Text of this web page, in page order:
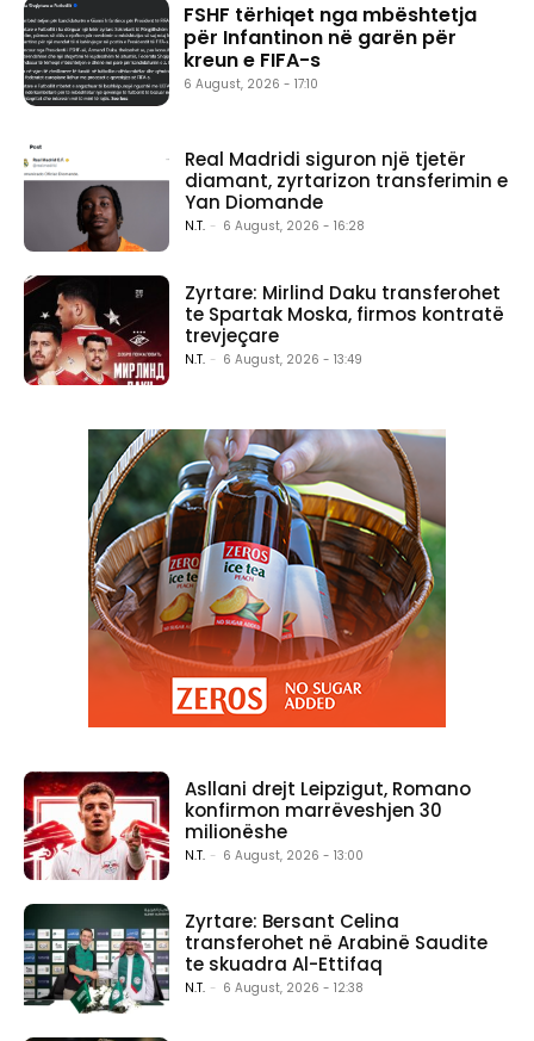
FSHF tërhiqet nga mbështetja
për Infantinon në garën për
kreun e FIFA-s
6 August, 2026 - 17:10
Real Madridi siguron një tjetër
diamant, zyrtarizon transferimin e
Yan Diomande
N.T. - 6 August, 2026 - 16:28
Zyrtare: Mirlind Daku transferohet
te Spartak Moska, firmos kontratë
trevjeçare
N.T. - 6 August, 2026 - 13:49
Asllani drejt Leipzigut, Romano
konfirmon marrëveshjen 30
milionëshe
N.T. - 6 August, 2026 - 13:00
Zyrtare: Bersant Celina
transferohet në Arabinë Saudite
te skuadra Al-Ettifaq
N.T. - 6 August, 2026 - 12:38